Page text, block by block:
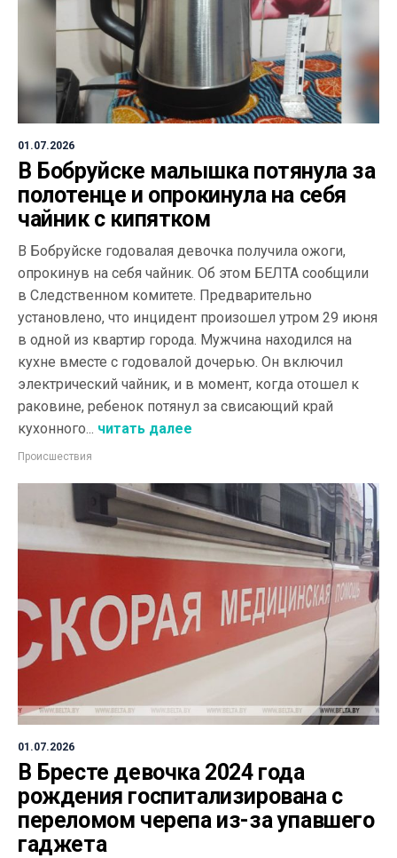
01.07.2026
В Бобруйске малышка потянула за
полотенце и опрокинула на себя
чайник с кипятком
В Бобруйске годовалая девочка получила ожоги,
опрокинув на себя чайник. Об этом БЕЛТА сообщили
в Следственном комитете. Предварительно
установлено, что инцидент произошел утром 29 июня
в одной из квартир города. Мужчина находился на
кухне вместе с годовалой дочерью. Он включил
электрический чайник, и в момент, когда отошел к
раковине, ребенок потянул за свисающий край
кухонного... читать далее
Происшествия
01.07.2026
В Бресте девочка 2024 года
рождения госпитализирована с
переломом черепа из-за упавшего
гаджета